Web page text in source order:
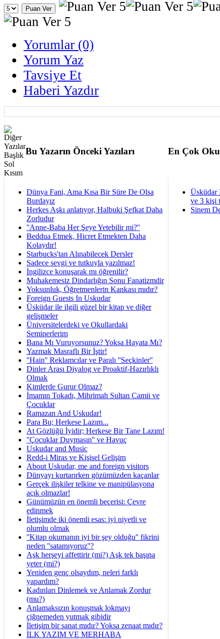
Yorumlar (0)
Yorum Yaz
Tavsiye Et
Haberi Yazdır
Bu Yazarın Önceki Yazıları En Çok
Dünya Fani, Ama Kısa Bir Süre De Olsa
Burdayız
Herkes Aşkı anlatıyor, Halbuki Şefkat Daha
Zorludur
''Anne-Baba Her Şeye Yetebilir mi?''
Beddua Etmek, Hicret Etmekten Daha
Kolaydır!
Starbucks'tan Alınabilecek Dersler
Sadece sevgi ve tutkuyla yazılmaz!
İngilizce konuşarak mı öğrenilir?
Muhakemesiz Dindarlığın Sonu Fanatizmdir
Yoksunluk, Öğretmenlerin Kankası mıdır?
Foreign Guests In Uskudar
Üsküdar ile ilgili güzel bir kitap ve diğer
gelişmeler
Üniversitelerdeki ve Okullardaki
Seminerlerim
Bana Mı Vuruyorsunuz? Yoksa Hayata Mı?
Yazmak Masraflı Bir İştir!
''Hain'' Reklamcılar ve Paralı ''Seçkinler''
Dinler Arası Diyalog ve Proaktif-Hazırlıklı
Olmak
Kimlerde Gurur Olmaz?
İmamın Tokadı, Mihrimah Sultan Camii ve
Çocuklar
Ramazan And Uskudar!
Para Bu; Herkese Lazım...
At Gözlüğü İyidir; Herkese Bir Tane Lazım!
''Çocuklar Duymasın'' ve Havuç
Uskudar and Music
Redd-i Miras ve Kişisel Gelişim
About Uskudar, me and foreign visitors
Dünyayı kurtarırken gözümüzden kaçanlar
Gerçek ilişkiler telkine ve manipülasyona
açık olmazlar!
Günümüzün en önemli becerisi: Çevre
edinmek
İletişimde iki önemli esas: iyi niyetli ve
olumlu olmak
''Kitap okumanın iyi bir şey olduğu'' fikrini
neden ''satamıyoruz''?
Aşk herşeyi affettirir (mi?) Aşk tek başına
yeter (mi?)
Yeniden genç olsaydım, neleri farklı
yapardım?
Kadınları Dinlemek ve Anlamak Zordur
(mu?)
Anlamaksızın konuşmak lokmayı
çiğnemeden yutmak gibidir
İletişim bir sanat mıdır? Yoksa zenaat mıdır?
İLK YAZIM VE MERHABA
Üsküdar
ve 3 kişi
Sinem